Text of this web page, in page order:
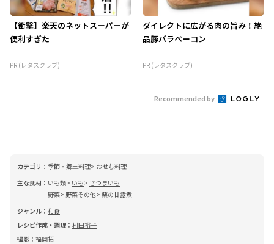
【衝撃】楽天のネットスーパーが
便利すぎた
PR (レタスクラブ)
ダイレクトに広がる肉の旨み！絶
品豚バラベーコン
PR (レタスクラブ)
Recommended by
カテゴリ： 季節・郷土料理
おせち料理
主な食材： いも類 いも
さつまいも
野菜
野菜その他
栗の甘露煮
ジャンル： 和食
レシピ作成・調理： 村田裕子
撮影： 福岡拓